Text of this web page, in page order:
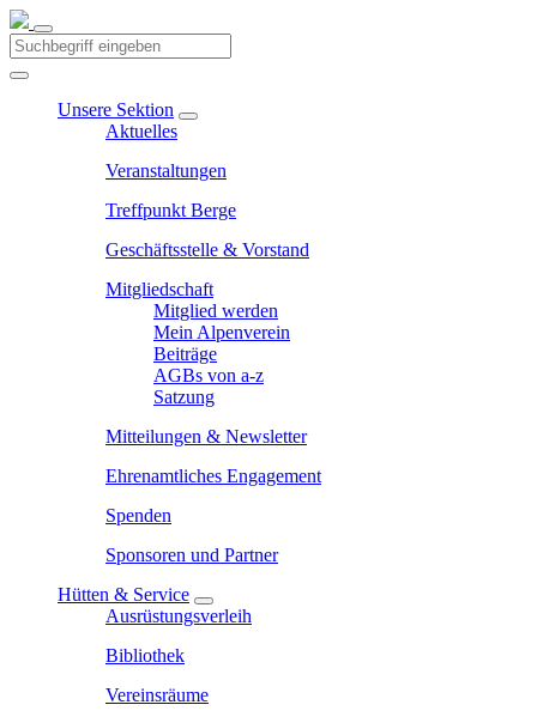
Unsere Sektion
Aktuelles
Veranstaltungen
Treffpunkt Berge
Geschäftsstelle & Vorstand
Mitgliedschaft
Mitglied werden
Mein Alpenverein
Beiträge
AGBs von a-z
Satzung
Mitteilungen & Newsletter
Ehrenamtliches Engagement
Spenden
Sponsoren und Partner
Hütten & Service
Ausrüstungsverleih
Bibliothek
Vereinsräume